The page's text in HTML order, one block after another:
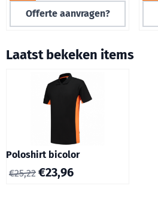
Offerte aanvragen?
Laatst bekeken items
Poloshirt bicolor
€25,22 €23,96